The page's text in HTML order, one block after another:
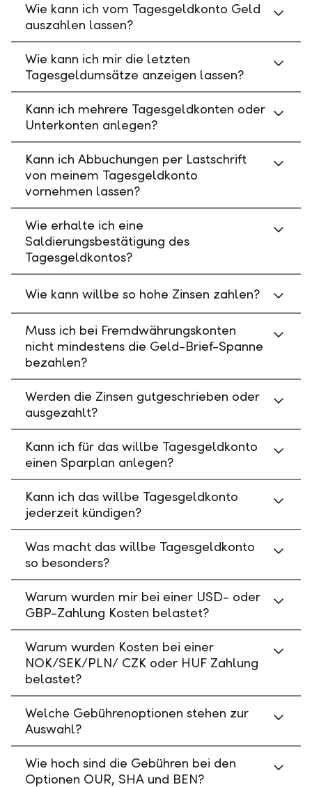
Wie kann ich vom Tagesgeldkonto Geld
auszahlen lassen?
Wie kann ich mir die letzten
Tagesgeldumsätze anzeigen lassen?
Kann ich mehrere Tagesgeldkonten oder
Unterkonten anlegen?
Kann ich Abbuchungen per Lastschrift
von meinem Tagesgeldkonto
vornehmen lassen?
Wie erhalte ich eine
Saldierungsbestätigung des
Tagesgeldkontos?
Wie kann willbe so hohe Zinsen zahlen?
Muss ich bei Fremdwährungskonten
nicht mindestens die Geld-Brief-Spanne
bezahlen?
Werden die Zinsen gutgeschrieben oder
ausgezahlt?
Kann ich für das willbe Tagesgeldkonto
einen Sparplan anlegen?
Kann ich das willbe Tagesgeldkonto
jederzeit kündigen?
Was macht das willbe Tagesgeldkonto
so besonders?
Warum wurden mir bei einer USD- oder
GBP-Zahlung Kosten belastet?
Warum wurden Kosten bei einer
NOK/SEK/PLN/ CZK oder HUF Zahlung
belastet?
Welche Gebührenoptionen stehen zur
Auswahl?
Wie hoch sind die Gebühren bei den
Optionen OUR, SHA und BEN?